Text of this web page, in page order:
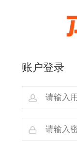
账户登录